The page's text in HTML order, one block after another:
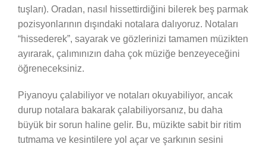
tuşları). Oradan, nasıl hissettirdiğini bilerek beş parmak
pozisyonlarının dışındaki notalara dalıyoruz. Notaları
“hissederek”, sayarak ve gözlerinizi tamamen müzikten
ayırarak, çalımınızın daha çok müziğe benzeyeceğini
öğreneceksiniz.
Piyanoyu çalabiliyor ve notaları okuyabiliyor, ancak
durup notalara bakarak çalabiliyorsanız, bu daha
büyük bir sorun haline gelir. Bu, müzikte sabit bir ritim
tutmama ve kesintilere yol açar ve şarkının sesini